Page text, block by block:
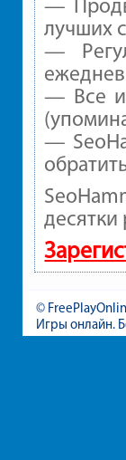
—
лучших
—
— Все
—
©
Игры онлайн.
игры для